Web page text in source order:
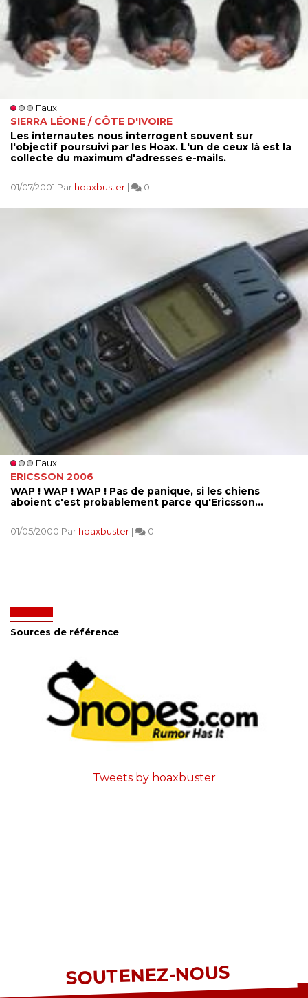
Faux
SIERRA LÉONE / CÔTE D'IVOIRE
Les internautes nous interrogent souvent sur
l'objectif poursuivi par les Hoax. L'un de ceux là est la
collecte du maximum d'adresses e-mails.
01/07/2001 Par hoaxbuster | 0
Faux
ERICSSON 2006
WAP ! WAP ! WAP ! Pas de panique, si les chiens
aboient c'est probablement parce qu'Ericsson...
01/05/2000 Par hoaxbuster | 0
Sources de référence
Tweets by hoaxbuster
SOUTENEZ-NOUS